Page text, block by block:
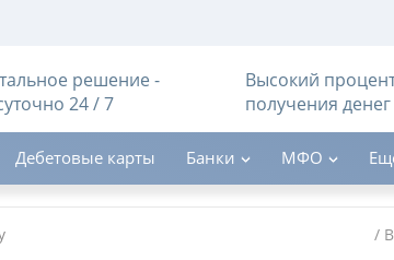
решение -
24 / 7
Высокий
получения денег
Дебетовые карты Банки МФО
/